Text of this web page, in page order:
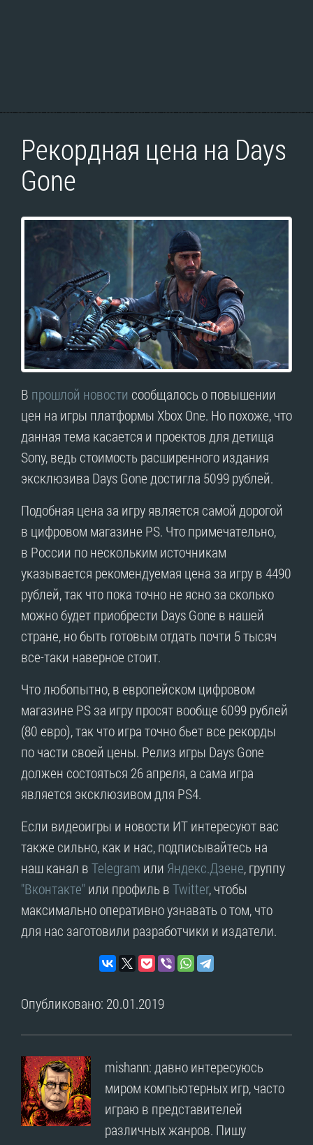
Рекордная цена на Days
Gone
В прошлой новости сообщалось о повышении
цен на игры платформы Xbox One. Но похоже, что
данная тема касается и проектов для детища
Sony, ведь стоимость расширенного издания
эксклюзива Days Gone достигла 5099 рублей.
Подобная цена за игру является самой дорогой
в цифровом магазине PS. Что примечательно,
в России по нескольким источникам
указывается рекомендуемая цена за игру в 4490
рублей, так что пока точно не ясно за сколько
можно будет приобрести Days Gone в нашей
стране, но быть готовым отдать почти 5 тысяч
все-таки наверное стоит.
Что любопытно, в европейском цифровом
магазине PS за игру просят вообще 6099 рублей
(80 евро), так что игра точно бьет все рекорды
по части своей цены. Релиз игры Days Gone
должен состояться 26 апреля, а сама игра
является эксклюзивом для PS4.
Если видеоигры и новости ИТ интересуют вас
также сильно, как и нас, подписывайтесь на
наш канал вTelegram или Яндекс.Дзене, группу
"Вконтакте"или профиль вTwitter, чтобы
максимально оперативно узнавать о том, что
для нас заготовили разработчики и издатели.
Опубликовано: 20.01.2019
mishann: давно интересуюсь
миром компьютерных игр, часто
играю в представителей
различных жанров. Пишу